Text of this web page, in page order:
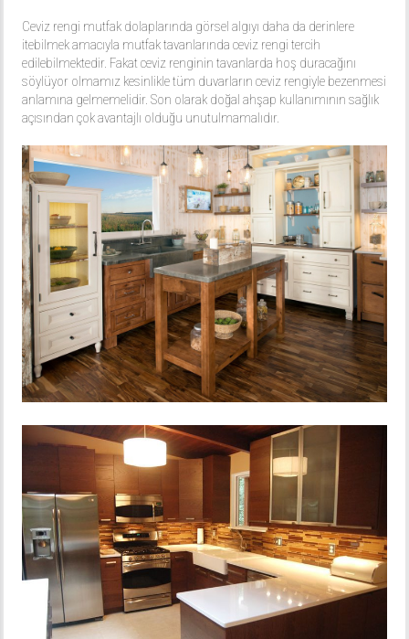
Ceviz rengi mutfak dolaplarında görsel algıyı daha da derinlere
itebilmek amacıyla mutfak tavanlarında ceviz rengi tercih
edilebilmektedir. Fakat ceviz renginin tavanlarda hoş duracağını
söylüyor olmamız kesinlikle tüm duvarların ceviz rengiyle bezenmesi
anlamına gelmemelidir. Son olarak doğal ahşap kullanımının sağlık
açısından çok avantajlı olduğu unutulmamalıdır.